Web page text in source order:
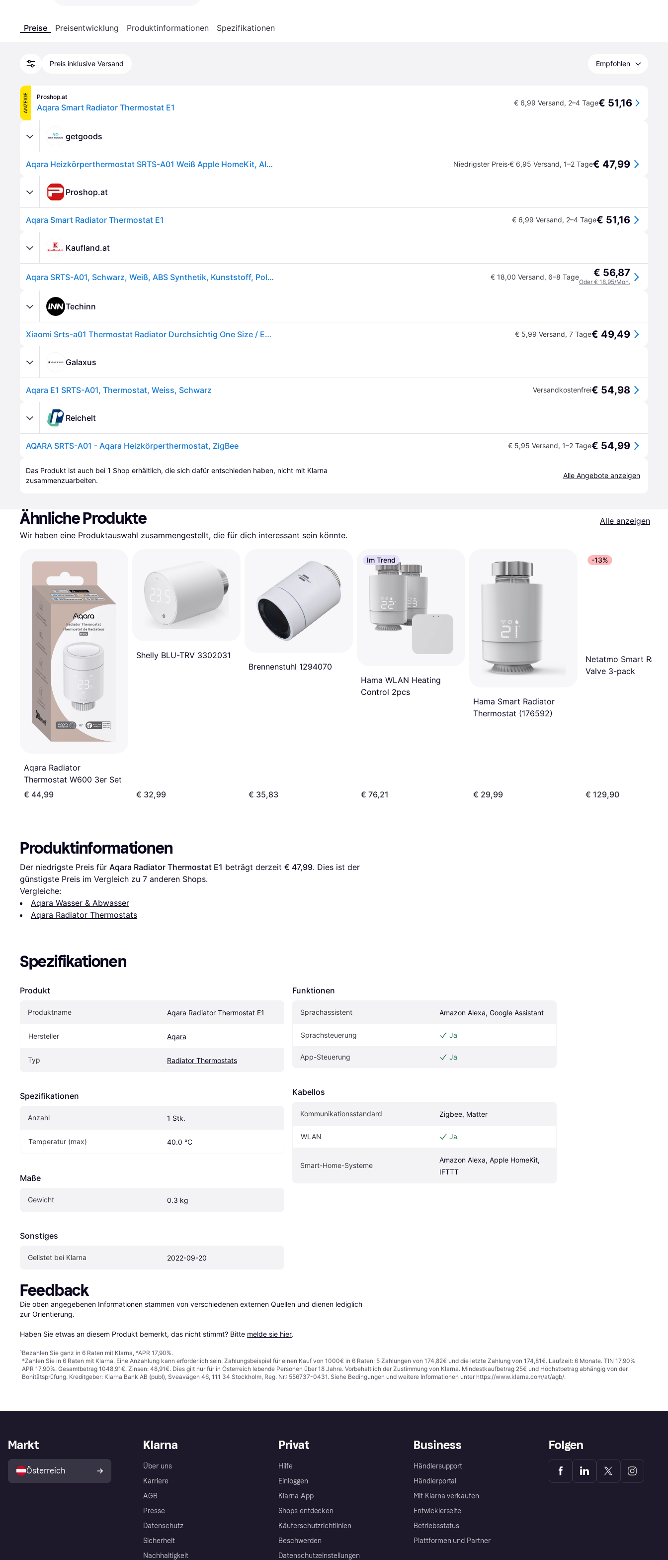
Preise Preisentwicklung Produktinformationen Spezifikationen
Preis inklusive Versand Empfohlen
ANZEIGE Proshop.at
Aqara Smart Radiator Thermostat E1 € 6,99 Versand, 2–4 Tage€ 51,16
getgoods
Aqara Heizkörperthermostat SRTS-A01 Weiß Apple HomeKit, Alexa (separate Basisstation erforderlich) Niedrigster Preis·€ 6,95 Versand, 1–2 Tage€ 47,99
Proshop.at
Aqara Smart Radiator Thermostat E1 € 6,99 Versand, 2–4 Tage€ 51,16
Kaufland.at
Aqara SRTS-A01, Schwarz, Weiß, ABS Synthetik, Kunststoff, Polycarbonat, Drehregler, 0 - 40 °C, M30 x 1.5mm, 2405 - 2480 MHz € 18,00 Versand, 6–8 Tage € 56,87
Oder € 18,95/Mon.
Techinn
Xiaomi Srts-a01 Thermostat Radiator Durchsichtig One Size / EU Plug 220V € 5,99 Versand, 7 Tage€ 49,49
Galaxus
Aqara E1 SRTS-A01, Thermostat, Weiss, Schwarz Versandkostenfrei€ 54,98
Reichelt
AQARA SRTS-A01 - Aqara Heizkörperthermostat, ZigBee € 5,95 Versand, 1–2 Tage€ 54,99
Das Produkt ist auch bei 1 Shop erhältlich, die sich dafür entschieden haben, nicht mit Klarna
zusammenzuarbeiten.
Alle Angebote anzeigen
Ähnliche Produkte
Alle anzeigen
Wir haben eine Produktauswahl zusammengestellt, die für dich interessant sein könnte.
Aqara Radiator
Thermostat W600 3er Set
€ 44,99
Shelly BLU-TRV 3302031
€ 32,99
Brennenstuhl 1294070
€ 35,83
Im Trend
Hama WLAN Heating
Control 2pcs
€ 76,21
Hama Smart Radiator
Thermostat (176592)
€ 29,99
-13%
Netatmo Smart
Valve 3-pack
€ 129,90
Produktinformationen
Der niedrigste Preis für Aqara Radiator Thermostat E1 beträgt derzeit € 47,99. Dies ist der
günstigste Preis im Vergleich zu 7 anderen Shops.
Vergleiche:
Aqara Wasser & Abwasser
Aqara Radiator Thermostats
Spezifikationen
Produkt
Produktname Aqara Radiator Thermostat E1
Hersteller Aqara
Typ Radiator Thermostats
Spezifikationen
Anzahl 1 Stk.
Temperatur (max) 40.0 °C
Maße
Gewicht 0.3 kg
Sonstiges
Gelistet bei Klarna 2022-09-20
Funktionen
Sprachassistent Amazon Alexa, Google Assistant
Sprachsteuerung Ja
App-Steuerung Ja
Kabellos
Kommunikationsstandard Zigbee, Matter
WLAN Ja
Smart-Home-Systeme
Amazon Alexa, Apple HomeKit,
IFTTT
Feedback
Die oben angegebenen Informationen stammen von verschiedenen externen Quellen und dienen lediglich
zur Orientierung.
Haben Sie etwas an diesem Produkt bemerkt, das nicht stimmt? Bitte melde sie hier.
¹Bezahlen Sie ganz in 6 Raten mit Klarna, *APR 17,90%.
*Zahlen Sie in 6 Raten mit Klarna. Eine Anzahlung kann erforderlich sein. Zahlungsbeispiel für einen Kauf von 1000€ in 6 Raten: 5 Zahlungen von 174,82€ und die letzte Zahlung von 174,81€. Laufzeit: 6 Monate. TIN 17,90%
APR 17,90%. Gesamtbetrag 1048,91€. Zinsen: 48,91€. Dies gilt nur für in Österreich lebende Personen über 18 Jahre. Vorbehaltlich der Zustimmung von Klarna. Mindestkaufbetrag 25€ und Höchstbetrag abhängig von der
Bonitätsprüfung. Kreditgeber: Klarna Bank AB (publ), Sveavägen 46, 111 34 Stockholm, Reg. Nr.: 556737-0431. Siehe Bedingungen und weitere Informationen unter https://www.klarna.com/at/agb/.
Klarna
Über uns
Karriere
AGB
Presse
Datenschutz
Sicherheit
Nachhaltigkeit
Privat
Hilfe
Einloggen
Klarna App
Shops entdecken
Käuferschutzrichtlinien
Beschwerden
Datenschutzeinstellungen
Business
Händlersupport
Händlerportal
Mit Klarna verkaufen
Entwicklerseite
Betriebsstatus
Plattformen und Partner
Markt
Österreich
Folgen